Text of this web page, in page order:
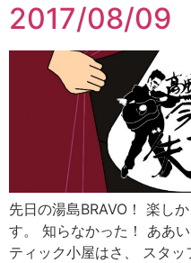
2017/08/09
先日の湯島BRAVO！ 楽し
す。 知らなかった！ ああ
ティック小屋はさ、 スタ